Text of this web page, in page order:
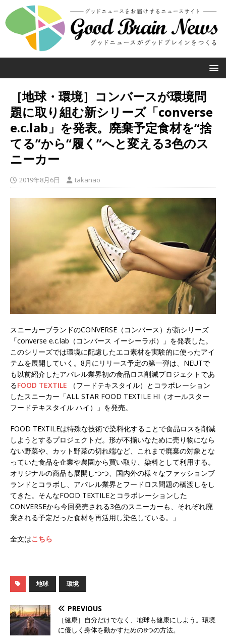
［地球・環境］コンバースが環境問
題に取り組む新シリーズ「converse
e.c.lab」を発表。廃棄予定食材を“捨
てる”から“履く”へと変える3色のス
ニーカー
2019年8月6日 takanao
スニーカーブランドのCONVERSE（コンバース）が新シリーズ
「converse e.c.lab（コンバース イーシーラボ）」を発表した。
このシリーズでは環境に配慮したエコ素材を実験的に使ったアイ
テムを展開していく。8月にリリース予定の第一弾は、NEUTで
も以前紹介したアパレル業界初の食品ロス削減プロジェクトであ
るFOOD TEXTILE （フードテキスタイル）とコラボレーション
したスニーカー「ALL STAR FOOD TEXTILE HI（オールスター
フードテキスタイル ハイ）」を発売。
FOOD TEXTILEは特殊な技術で染料化することで食品ロスを削減
しようとするプロジェクトだ。形が不揃いなために売り物になら
ない野菜や、カット野菜の切れ端など、これまで廃棄の対象とな
っていた食品を企業や農園から買い取り、染料として利用する。
オリジナルの商品も展開しつつ、国内外の様々なファッションブ
ランドとコラボし、アパレル業界とフードロス問題の橋渡しをし
てきた。そんなFOOD TEXTILEとコラボレーションした
CONVERSEから今回発売される3色のスニーカーも、それぞれ廃
棄される予定だった食材を再活用し染色している。」
全文はこちら
地球 環境
PREVIOUS
［健康］自分だけでなく、地球も健康にしよう。環境
に優しく身体を動かすための8つの方法。